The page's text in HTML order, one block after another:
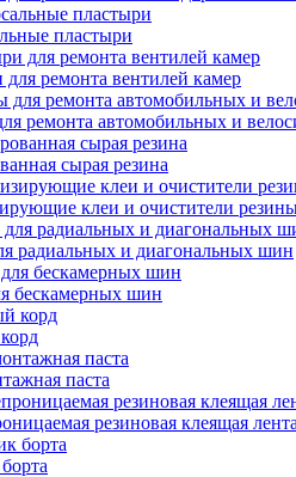
пластыри
ремонта вентилей камер
ремонта автомобильных и
сырая резина
клеи и очистители
радиальных и диагональных шин
бескамерных шин
паста
резиновая клеящая лента